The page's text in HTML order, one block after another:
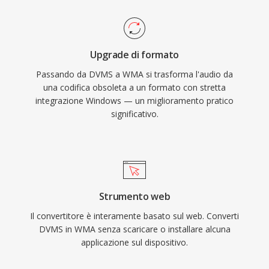
Windows, senza necessità di software di terze
parti per la riproduzione su qualsiasi macchina
Windows. Il supporto multipiattaforma è
migliorato grazie a librerie come FFmpeg e
GStreamer, sebbene WMA resti meno
universalmente compatibile rispetto a MP3 o
legacy, anche se codec più recenti ne hanno
largamente preso il posto per streaming e uso
Upgrade di formato
Passando da DVMS a WMA si trasforma l'audio da
una codifica obsoleta a un formato con stretta
integrazione Windows — un miglioramento pratico
significativo.
Strumento web
Il convertitore è interamente basato sul web. Converti
DVMS in WMA senza scaricare o installare alcuna
applicazione sul dispositivo.